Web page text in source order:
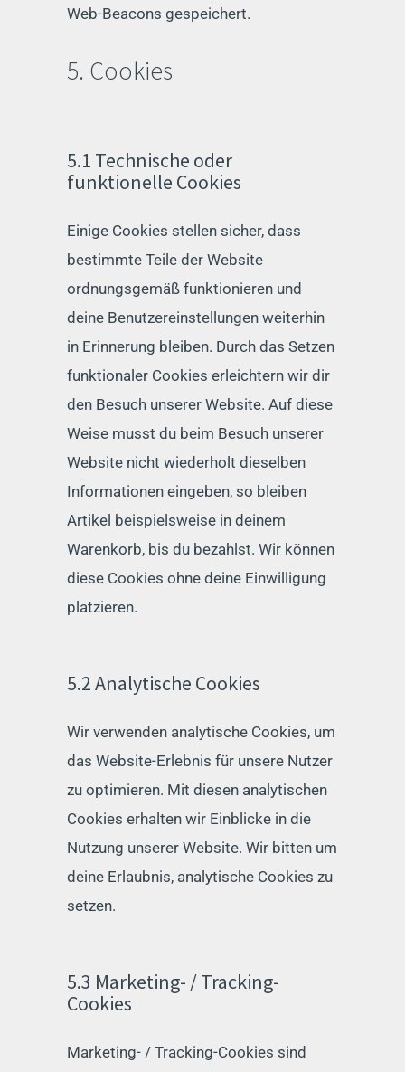
Web-Beacons gespeichert.
5. Cookies
5.1 Technische oder
funktionelle Cookies
Einige Cookies stellen sicher, dass
bestimmte Teile der Website
ordnungsgemäß funktionieren und
deine Benutzereinstellungen weiterhin
in Erinnerung bleiben. Durch das Setzen
funktionaler Cookies erleichtern wir dir
den Besuch unserer Website. Auf diese
Weise musst du beim Besuch unserer
Website nicht wiederholt dieselben
Informationen eingeben, so bleiben
Artikel beispielsweise in deinem
Warenkorb, bis du bezahlst. Wir können
diese Cookies ohne deine Einwilligung
platzieren.
5.2 Analytische Cookies
Wir verwenden analytische Cookies, um
das Website-Erlebnis für unsere Nutzer
zu optimieren. Mit diesen analytischen
Cookies erhalten wir Einblicke in die
Nutzung unserer Website. Wir bitten um
deine Erlaubnis, analytische Cookies zu
setzen.
5.3 Marketing- / Tracking-
Cookies
Marketing- / Tracking-Cookies sind